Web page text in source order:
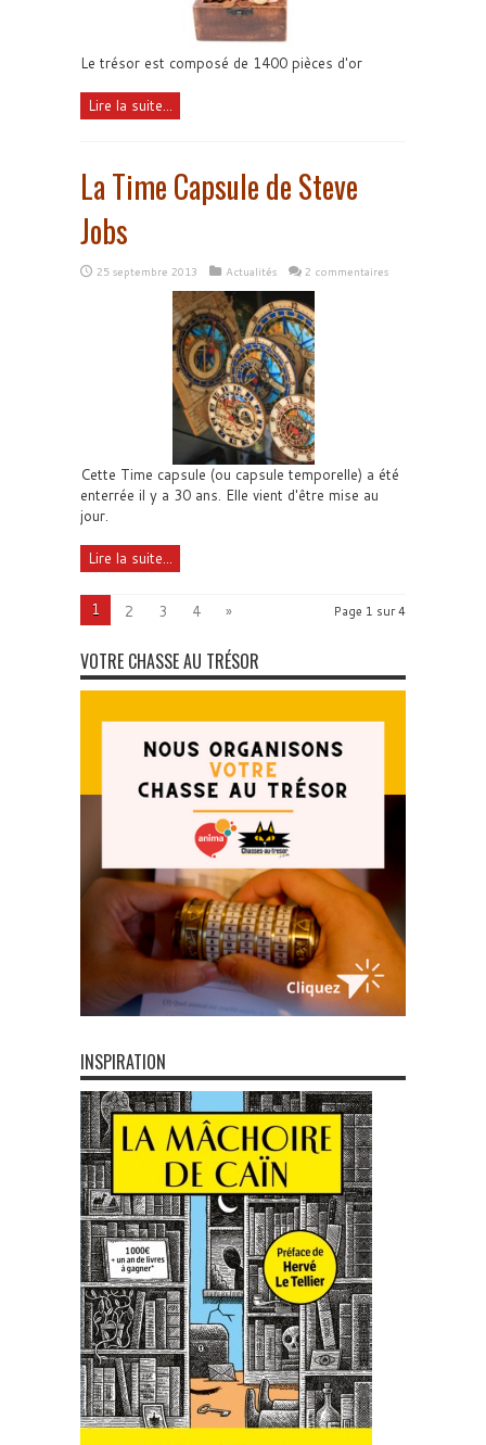
Le trésor est composé de 1400 pièces d'or
Lire la suite...
La Time Capsule de Steve
Jobs
25 septembre 2013 Actualités 2 commentaires
Cette Time capsule (ou capsule temporelle) a été
enterrée il y a 30 ans. Elle vient d'être mise au
jour.
Lire la suite...
Page 1 sur 4
1 2 3 4 »
VOTRE CHASSE AU TRÉSOR
INSPIRATION